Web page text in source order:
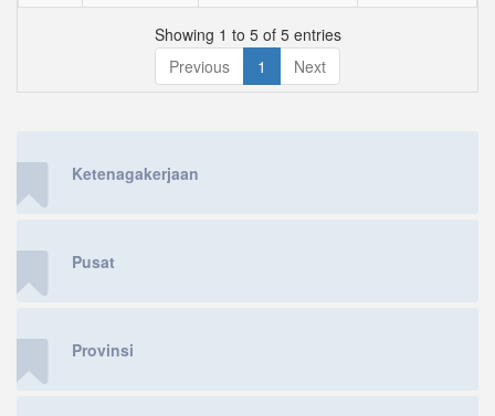
Showing 1 to 5 of 5 entries
Previous
1 Next
Ketenagakerjaan
Pusat
Provinsi